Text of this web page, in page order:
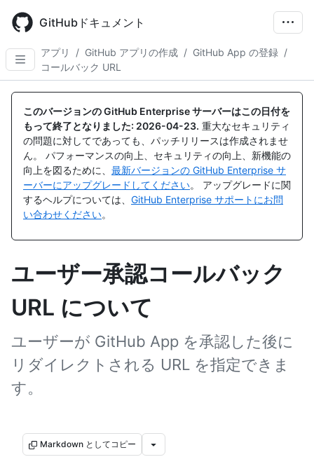
main
content
GitHubドキュメント
アプリ / GitHub アプリの作成 / GitHub App の登録 /
コールバック URL
このバージョンの GitHub Enterprise サーバーはこの日付を
もって終了となりました: 2026-04-23. 重大なセキュリティ
の問題に対してであっても、パッチリリースは作成されませ
ん。 パフォーマンスの向上、セキュリティの向上、新機能の
向上を図るために、 最新バージョンの GitHub Enterprise サ
ーバーにアップグレードしてください。 アップグレードに関
するヘルプについては、 GitHub Enterprise サポートにお問
い合わせください。
ユーザー承認コールバック
URL について
ユーザーが GitHub App を承認した後に
リダイレクトされる URL を指定できま
す。
Markdown としてコピー